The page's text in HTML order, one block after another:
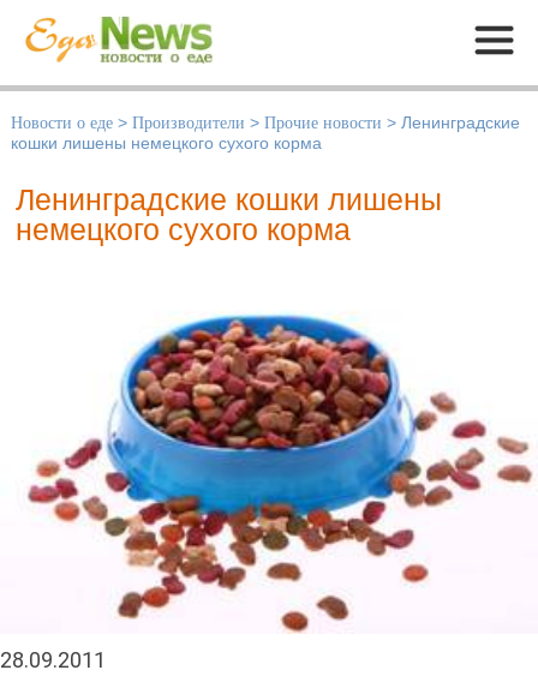
Меню
Новости о еде > Производители > Прочие новости > Ленинградские
кошки лишены немецкого сухого корма
Ленинградские кошки лишены
немецкого сухого корма
28.09.2011